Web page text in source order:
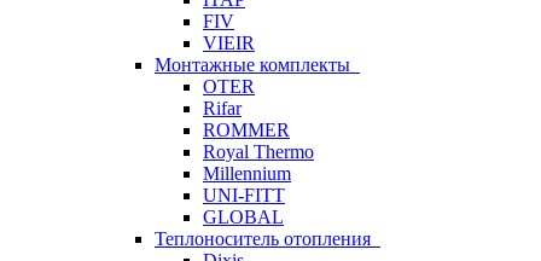
FIV
VIEIR
Монтажные комплекты
OTER
Rifar
ROMMER
Royal Thermo
Millennium
UNI-FITT
GLOBAL
Теплоноситель отопления